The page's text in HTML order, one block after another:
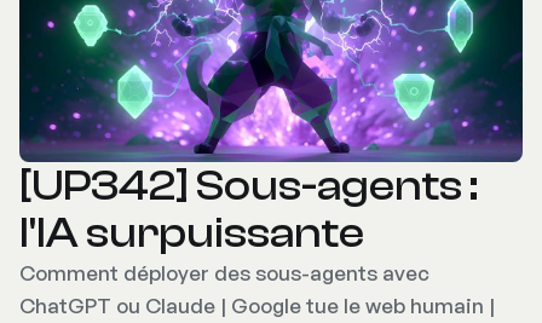
[UP342] Sous-agents :
l'IA surpuissante
Comment déployer des sous-agents avec
ChatGPT ou Claude | Google tue le web humain |